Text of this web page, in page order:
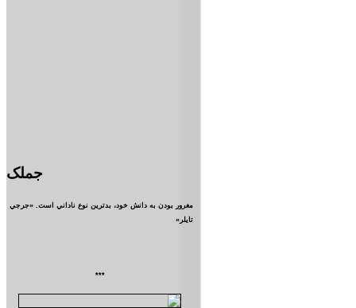
جملک
مغرور بودن به دانش خود، بدترين نوع ناداني است. «جرجي
تايلر»
***